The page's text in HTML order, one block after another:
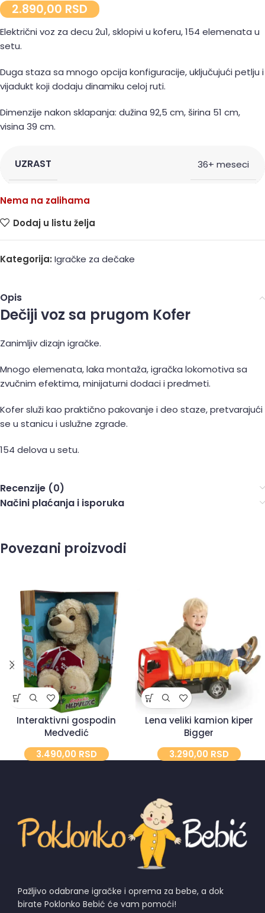
2.890,00 RSD
Električni voz za decu 2u1, sklopivi u koferu, 154 elemenata u
setu.
Duga staza sa mnogo opcija konfiguracije, uključujući petlju i
vijadukt koji dodaju dinamiku celoj ruti.
Dimenzije nakon sklapanja: dužina 92,5 cm, širina 51 cm,
visina 39 cm.
UZRAST 36+ meseci
Nema na zalihama
Dodaj u listu želja
Kategorija: Igračke za dečake
Opis
Dečiji voz sa prugom Kofer
Zanimljiv dizajn igračke.
Mnogo elemenata, laka montaža, igračka lokomotiva sa
zvučnim efektima, minijaturni dodaci i predmeti.
Kofer služi kao praktično pakovanje i deo staze, pretvarajući
se u stanicu i uslužne zgrade.
154 delova u setu.
Recenzije (0)
Načini plaćanja i isporuka
Povezani proizvodi
Interaktivni gospodin
Medvedić
3.490,00 RSD
Lena veliki kamion kiper
Bigger
3.290,00 RSD
Pažljivo odabrane igračke i oprema za bebe, a dok
birate Poklonko Bebić će vam pomoći!